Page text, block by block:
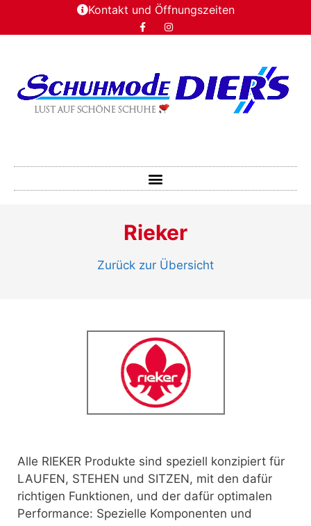
Kontakt und Öffnungszeiten
Rieker
Zurück zur Übersicht
Alle RIEKER Produkte sind speziell konzipiert für
LAUFEN, STEHEN und SITZEN, mit den dafür
richtigen Funktionen, und der dafür optimalen
Performance: Spezielle Komponenten und